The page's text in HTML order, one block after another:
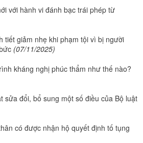
với hành vi đánh bạc trái phép từ
tiết giảm nhẹ khi phạm tội vì bị người
(07/11/2025)
kháng nghị phúc thẩm như thế nào?
sửa đổi, bổ sung một số điều của Bộ luật
có được nhận hộ quyết định tố tụng